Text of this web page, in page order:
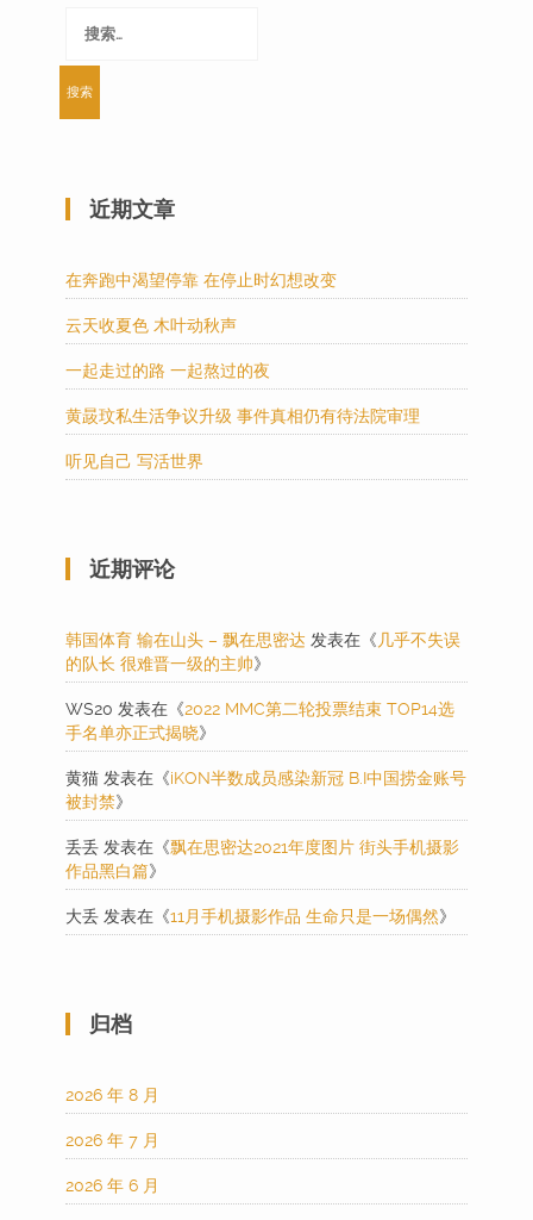
索：
近期文章
在奔跑中渴望停靠 在停止时幻想改变
云天收夏色 木叶动秋声
一起走过的路 一起熬过的夜
黄晸玟私生活争议升级 事件真相仍有待法院审理
听见自己 写活世界
近期评论
韩国体育 输在山头 – 飘在思密达 发表在《 几乎不失误
的队长 很难晋一级的主帅》
WS20 发表在《2022 MMC第二轮投票结束 TOP14选
手名单亦正式揭晓》
黄猫 发表在《iKON半数成员感染新冠 B.I中国捞金账号
被封禁》
丢丢 发表在《飘在思密达2021年度图片 街头手机摄影
作品黑白篇》
大丢 发表在《11月手机摄影作品 生命只是一场偶然》
归档
2026 年 8 月
2026 年 7 月
2026 年 6 月